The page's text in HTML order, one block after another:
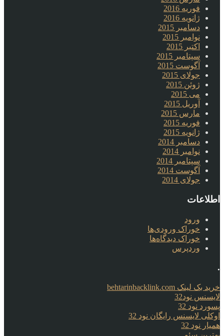
فوریه 2016
ژانویه 2016
دسامبر 2015
نوامبر 2015
اکتبر 2015
سپتامبر 2015
آگوست 2015
جولای 2015
ژوئن 2015
می 2015
آوریل 2015
مارس 2015
فوریه 2015
ژانویه 2015
دسامبر 2014
نوامبر 2014
سپتامبر 2014
آگوست 2014
جولای 2014
اطلاعات
ورود
خوراک ورودی‌ها
خوراک دیدگاه‌ها
وردپرس
.
خرید بک لینک behtarinbacklink.com
لایسنس نود32
پسورد نود 32
اوکلی لایسنس رایگان نود 32
همیار نود 32